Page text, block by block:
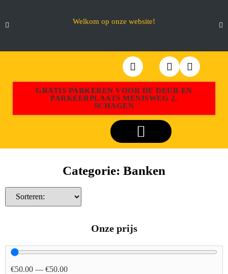
Welkom op onze website!
GRATIS PARKEREN VOOR DE DEUR EN
PARKEERPLAATS MENISWEG 2,
SCHAGEN
Categorie: Banken
Onze prijs
€50.00 — €50.00